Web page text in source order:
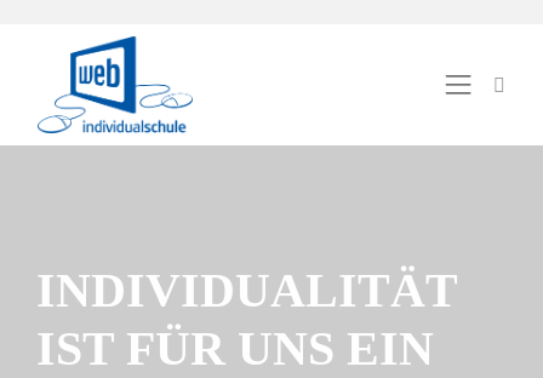
INDIVIDUALITÄT
IST FÜR UNS EIN